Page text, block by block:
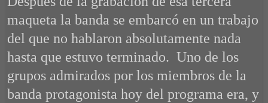
maqueta la banda se embarcó en un trabajo
del que no hablaron absolutamente nada
hasta que estuvo terminado. Uno de los
grupos admirados por los miembros de la
banda protagonista hoy del programa era, y